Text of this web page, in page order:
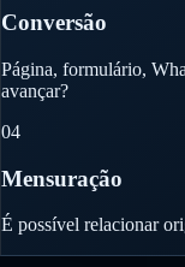
Conversão
Página, formulário,
avançar?
04
Mensuração
É possível relacionar